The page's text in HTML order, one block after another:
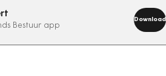
Bestuur app
Download
nu